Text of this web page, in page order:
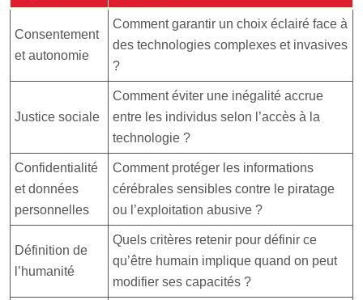
Consentement
et autonomie
Comment garantir un choix éclairé face à
des technologies complexes et invasives
?
Justice sociale
Comment éviter une inégalité accrue
entre les individus selon l’accès à la
technologie ?
Confidentialité
et données
personnelles
Comment protéger les informations
cérébrales sensibles contre le piratage
ou l’exploitation abusive ?
Définition de
l’humanité
Quels critères retenir pour définir ce
qu’être humain implique quand on peut
modifier ses capacités ?